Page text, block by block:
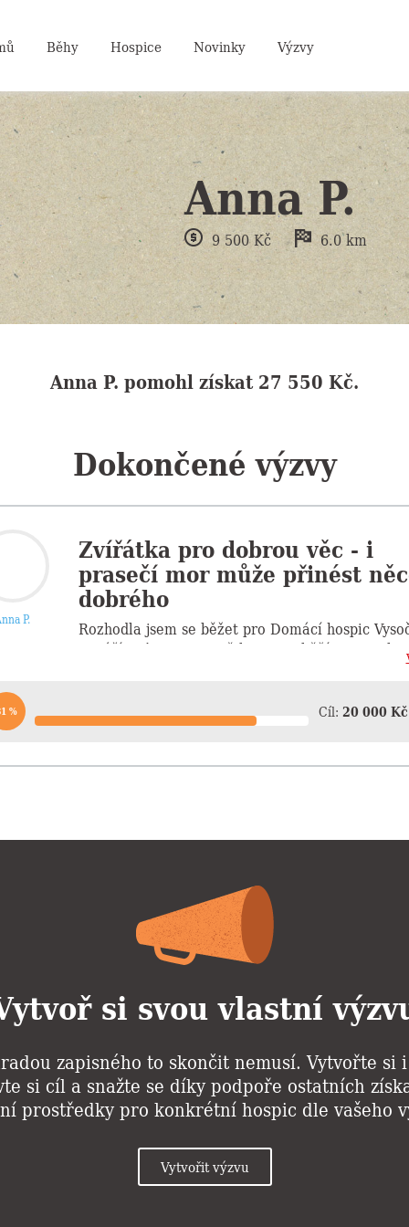
Anna P.
9 500Kč 6.0km
Anna P. pomohl získat27 550 Kč.
Dokončené výzvy
P.
Zvířátka pro dobrou věc - i
prasečí mor může přinést
dobrého
Rozhodla jsem se běžet pro Domácí hospic
3. září 2017 na Fajtově kopci. Poběžím za ty,
% Cíl: 20 000 Kč
si svou vlastní
zapisného to skončit nemusí. Vytvořte si
si cíl a snažte se díky podpoře ostatních
prostředky pro konkrétní hospic dle vašeho
Vytvořit výzvu
Běhy Hospice Novinky Výzvy